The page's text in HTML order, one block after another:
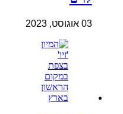
03 אוגוסט, 2023